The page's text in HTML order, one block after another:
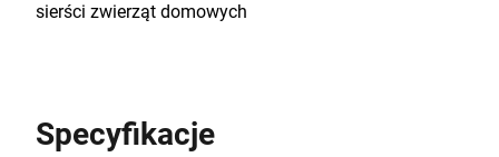
sierści zwierząt domowych
Specyfikacje